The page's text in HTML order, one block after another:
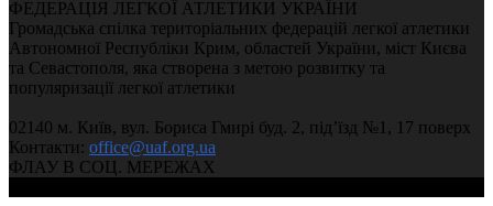
ФЕДЕРАЦІЯ ЛЕГКОЇ АТЛЕТИКИ УКРАЇНИ
Громадська спілка територіальних федерацій легкої атлетики
Автономної Республіки Крим, областей України, міст Києва
та Севастополя, яка створена з метою розвитку та
популяризації легкої атлетики
02140 м. Київ, вул. Бориса Гмирі буд. 2, під’їзд №1, 17 поверх
Контакти: office@uaf.org.ua
ФЛАУ В СОЦ. МЕРЕЖАХ